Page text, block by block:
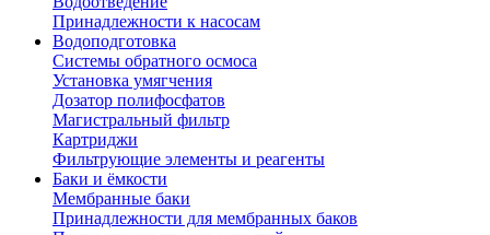
Принадлежности к насосам
Водоподготовка
Системы обратного осмоса
Установка умягчения
Дозатор полифосфатов
Магистральный фильтр
Картриджи
Фильтрующие элементы и реагенты
Баки и ёмкости
Мембранные баки
Принадлежности для мембранных баков